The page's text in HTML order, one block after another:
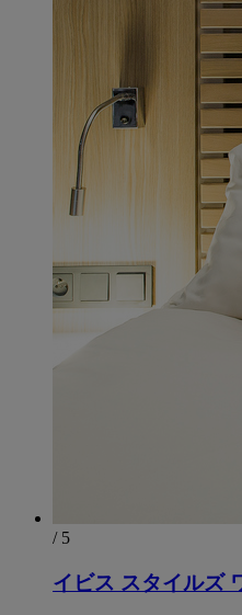
/ 5
イビス スタイルズ